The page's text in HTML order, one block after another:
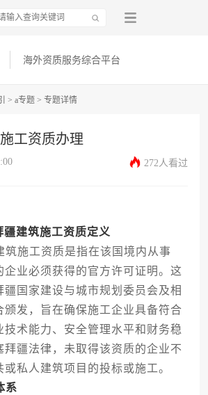
海外资质服务综合平台
> a专题 > 专题详情
工资质办理
272人看过
疆建筑施工资质定义
施工资质是指在该国境内从事
企业必须获得的官方许可证明。这
疆国家建设与城市规划委员会及相
颁发，旨在确保施工企业具备符合
技术能力、安全管理水平和财务稳
拜疆法律，未取得该资质的企业不
私人建筑项目的投标或施工。
系